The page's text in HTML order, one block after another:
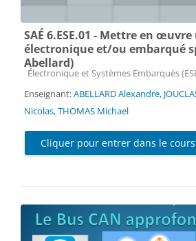
SAÉ 6.ESE.01 - Mettre en
électronique et/ou embarqué
Abellard)
Catégorie de cours
Électronique et Systèmes Embarqués
Enseignant:ABELLARD Alexandre,
Nicolas,THOMAS Michael
Cliquer pour entrer dans le cours